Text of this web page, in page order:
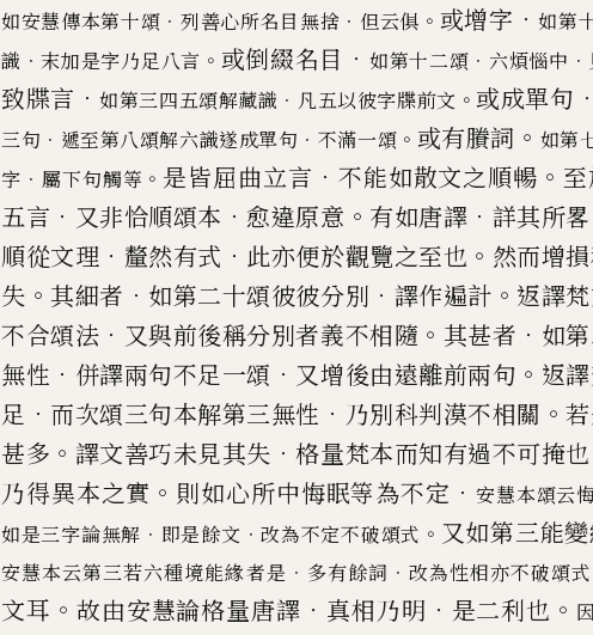
如安慧傳本第十頌 ．列善心所名目無捨 ． 但云俱 。 或增字 ．如第
識 ．末加是字乃足八言 。 或倒綴名目 ． 如第十二頌 ． 六煩惱中 ．
致牒言 ．如第三四五頌解藏識 ． 凡五以彼字牒前文 。 或成單句
三句 ． 遞至第八頌解六識遂成單句 ． 不滿一頌 。 或有賸詞 。 如第
字 ． 屬下句觸等 。 是皆屈曲立言 ． 不能如散文之順暢 。
五言 ． 又非恰順頌本 ．愈違原意 。 有如唐譯 ． 詳其所畧
順從文理 ． 釐然有式 ． 此亦便於觀覽之至也 。 然而增
失 。其細者 ． 如第二十頌彼彼分別 ． 譯作遍計 。 返譯
不合頌法 ． 又與前後稱分別者義不相隨 。 其甚者 ． 如
無性 ． 併譯兩句不足一頌 ． 又增後由遠離前兩句 。 返
足 ． 而次頌三句本解第三無性 ． 乃別科判漠不相關 。
甚多 。 譯文善巧未見其失 ．格量梵本而知有過不可掩也
乃得異本之實 。 則如心所中悔眠等為不定 ． 安慧本頌云
如是三字論無解 ． 即是餘文 ．改為不定不破頌式 。 又如第三能
安慧本云第三若六種境能緣者是 ． 多有餘詞 ． 改為性相亦不破頌式
文耳 。 故由安慧論格量唐譯 ． 真相乃明 ． 是二利也 。